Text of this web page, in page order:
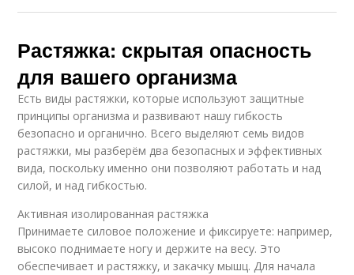
Растяжка: скрытая опасность
для вашего организма
Есть виды растяжки, которые используют защитные
принципы организма и развивают нашу гибкость
безопасно и органично. Всего выделяют семь видов
растяжки, мы разберём два безопасных и эффективных
вида, поскольку именно они позволяют работать и над
силой, и над гибкостью.
Активная изолированная растяжка
Принимаете силовое положение и фиксируете: например,
высоко поднимаете ногу и держите на весу. Это
обеспечивает и растяжку, и закачку мышц. Для начала